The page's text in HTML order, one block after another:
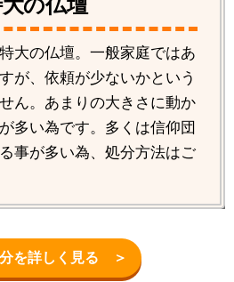
の仏壇
大の仏壇。一般家庭ではあ
が、依頼が少ないかという
ん。あまりの大きさに動か
多い為です。多くは信仰団
事が多い為、処分方法はご
を詳しく見る ＞